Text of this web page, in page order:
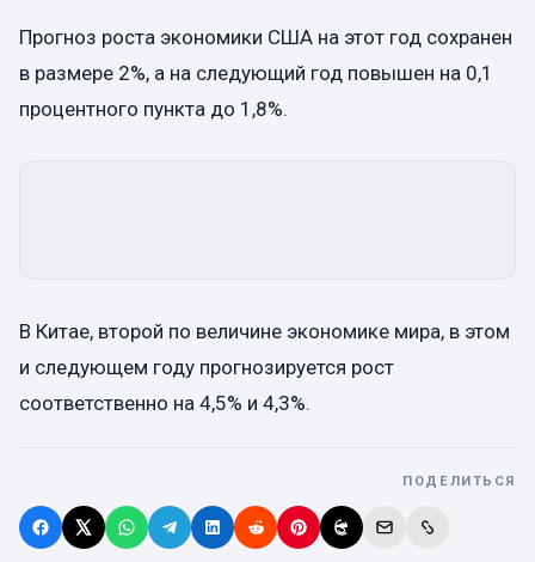
Прогноз роста экономики США на этот год сохранен
в размере 2%, а на следующий год повышен на 0,1
процентного пункта до 1,8%.
В Китае, второй по величине экономике мира, в этом
и следующем году прогнозируется рост
соответственно на 4,5% и 4,3%.
ПОДЕЛИТЬСЯ